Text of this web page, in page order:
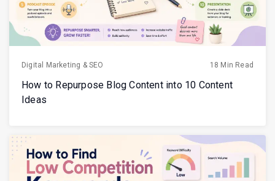
Digital Marketing & SEO 18 Min Read
How to Repurpose Blog Content into 10 Content
Ideas